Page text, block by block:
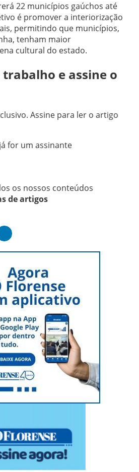
22 municípios gaúchos até
é promover a interiorização
permitindo que municípios,
tenham maior
cultural do estado.
e assine o
Assine para ler o artigo
for um assinante
os nossos conteúdos
de artigos